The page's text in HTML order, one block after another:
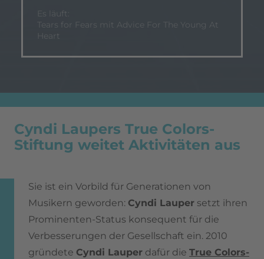
Es läuft:
Tears for Fears mit Advice For The Young At
Heart
Cyndi Laupers True Colors-
Stiftung weitet Aktivitäten aus
Sie ist ein Vorbild für Generationen von
Musikern geworden: Cyndi Lauper setzt ihren
Prominenten-Status konsequent für die
Verbesserungen der Gesellschaft ein. 2010
gründete Cyndi Lauper dafür die True Colors-